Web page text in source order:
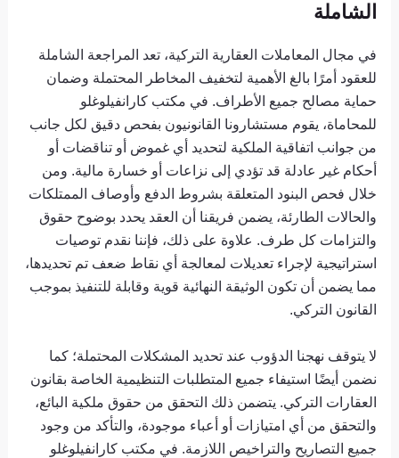
الشاملة
في مجال المعاملات العقارية التركية، تعد المراجعة الشاملة
للعقود أمرًا بالغ الأهمية لتخفيف المخاطر المحتملة وضمان
حماية مصالح جميع الأطراف. في مكتب كارانفيلوغلو
للمحاماة، يقوم مستشارونا القانونيون بفحص دقيق لكل جانب
من جوانب اتفاقية الملكية لتحديد أي غموض أو تناقضات أو
أحكام غير عادلة قد تؤدي إلى نزاعات أو خسارة مالية. ومن
خلال فحص البنود المتعلقة بشروط الدفع وأوصاف الممتلكات
والحالات الطارئة، يضمن فريقنا أن العقد يحدد بوضوح حقوق
والتزامات كل طرف. علاوة على ذلك، فإننا نقدم توصيات
استراتيجية لإجراء تعديلات لمعالجة أي نقاط ضعف تم تحديدها،
مما يضمن أن تكون الوثيقة النهائية قوية وقابلة للتنفيذ بموجب
القانون التركي.
لا يتوقف نهجنا الدؤوب عند تحديد المشكلات المحتملة؛ كما
نضمن أيضًا استيفاء جميع المتطلبات التنظيمية الخاصة بقانون
العقارات التركي. يتضمن ذلك التحقق من حقوق ملكية البائع،
والتحقق من أي امتيازات أو أعباء موجودة، والتأكد من وجود
جميع التصاريح والتراخيص اللازمة. في مكتب كارانفيلوغلو